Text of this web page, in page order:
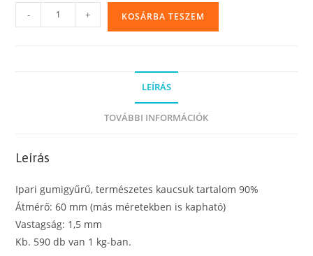
Gumigyűrű,
ipari,
gumi,
tejgumi
mennyiség
- + KOSÁRBA TESZEM
LEÍRÁS
TOVÁBBI INFORMÁCIÓK
Leírás
Ipari gumigyűrű, természetes kaucsuk tartalom 90%
Átmérő: 60 mm (más méretekben is kapható)
Vastagság: 1,5 mm
Kb. 590 db van 1 kg-ban.